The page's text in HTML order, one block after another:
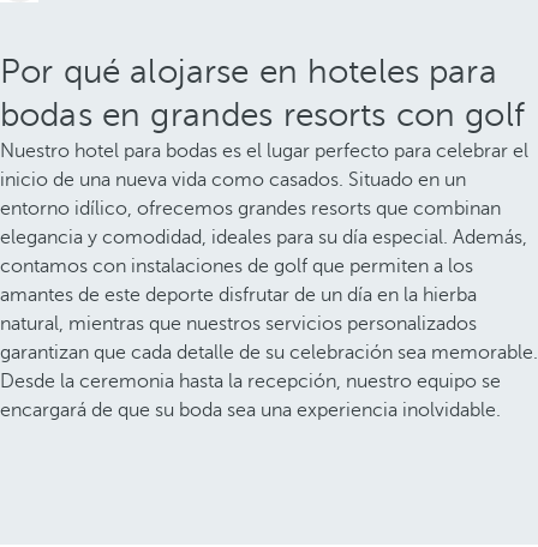
Por qué alojarse en hoteles para
bodas en grandes resorts con golf
Nuestro hotel para bodas es el lugar perfecto para celebrar el
inicio de una nueva vida como casados. Situado en un
entorno idílico, ofrecemos grandes resorts que combinan
elegancia y comodidad, ideales para su día especial. Además,
contamos con instalaciones de golf que permiten a los
amantes de este deporte disfrutar de un día en la hierba
natural, mientras que nuestros servicios personalizados
garantizan que cada detalle de su celebración sea memorable.
Desde la ceremonia hasta la recepción, nuestro equipo se
encargará de que su boda sea una experiencia inolvidable.